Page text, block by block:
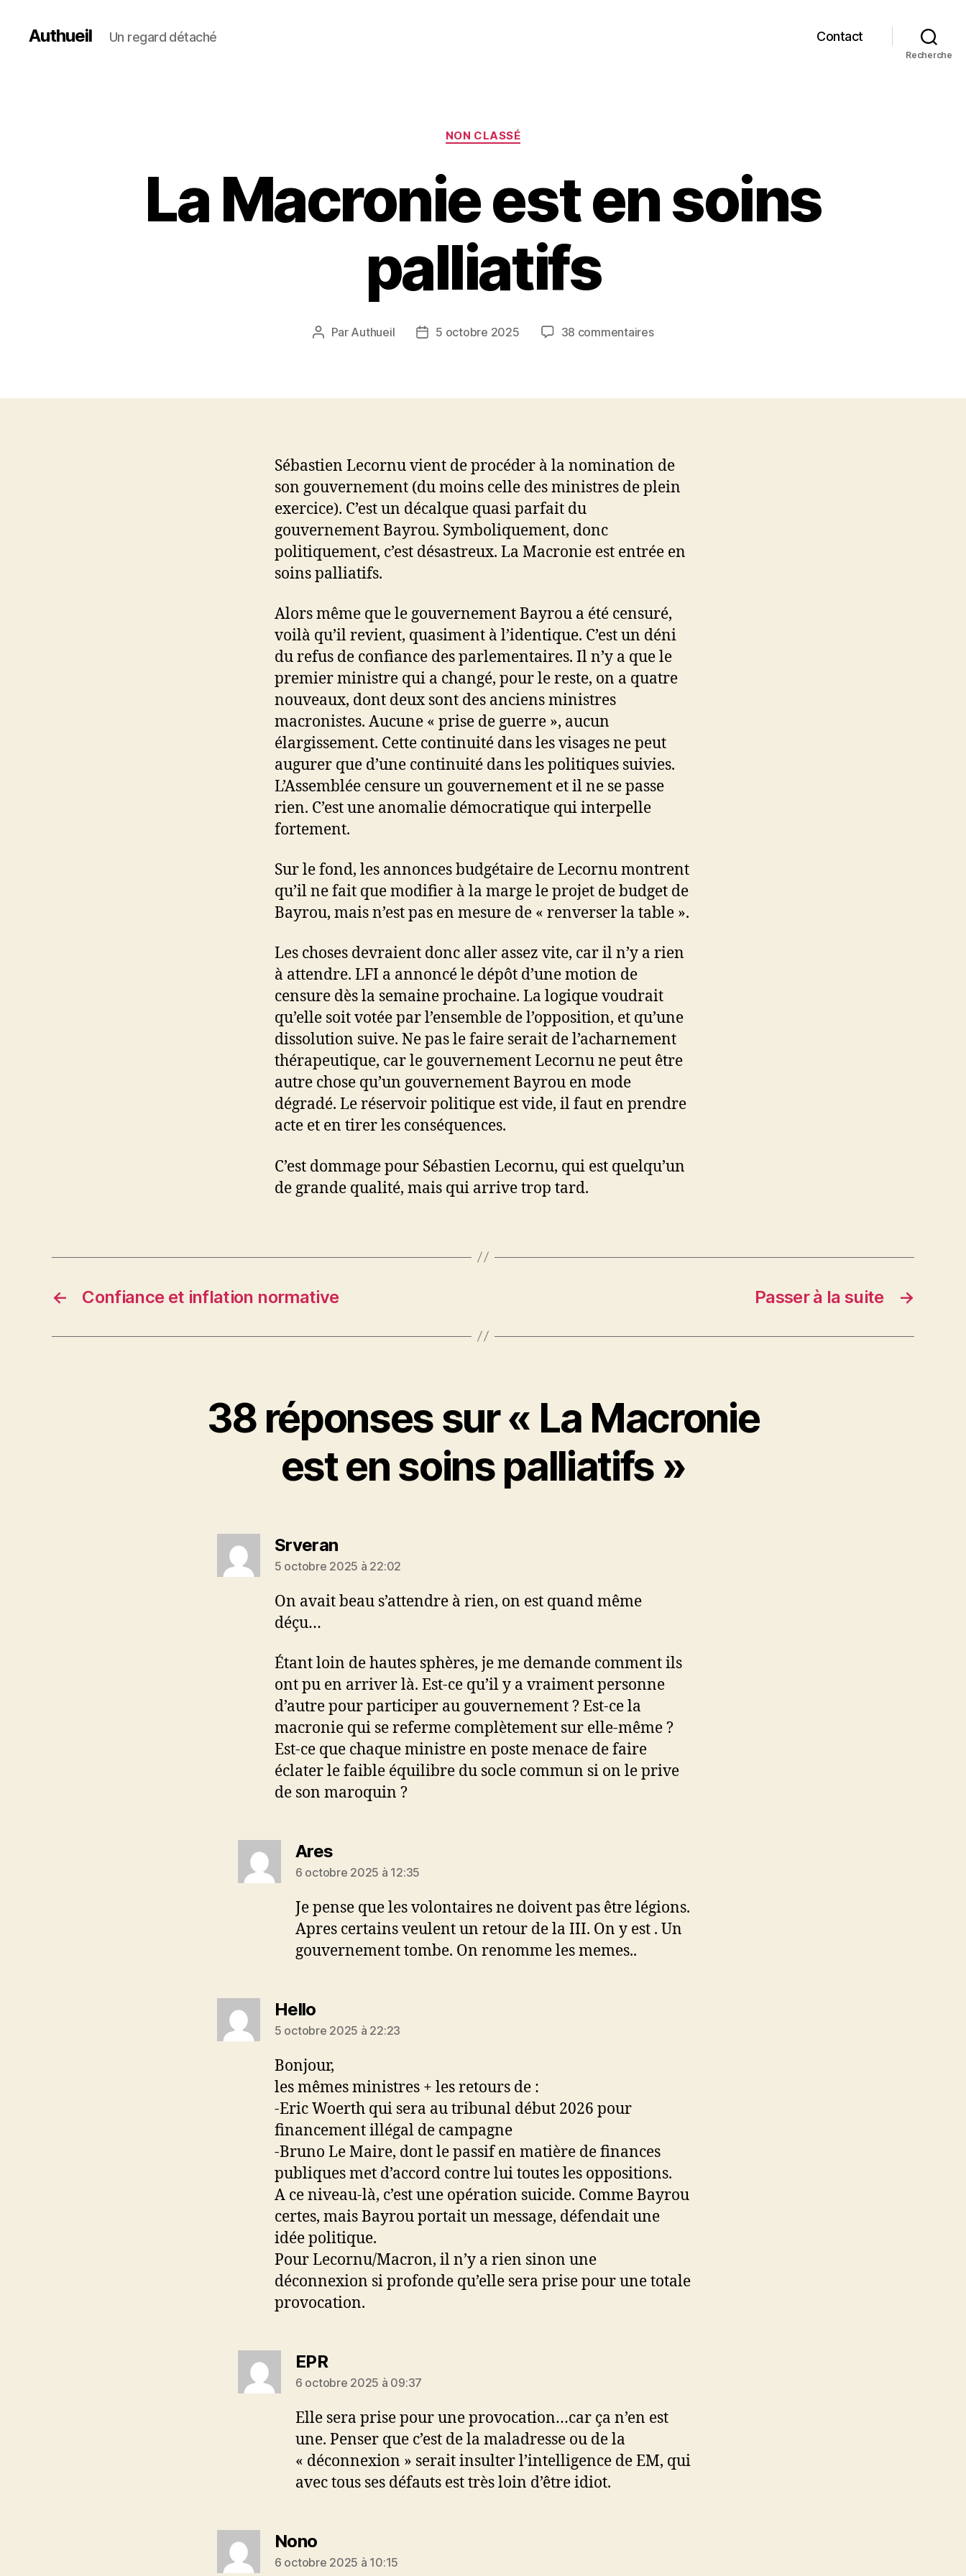
Authueil Un regard détaché Contact
Recherche
Catégories
NON CLASSÉ
La Macronie est en soins
palliatifs
Auteur
Par Authueil
Date5 octobre 2025 38 commentairessur
en
Sébastien Lecornu vient de procéder à la nomination de
son gouvernement (du moins celle des ministres de plein
exercice). C’est un décalque quasi parfait du
gouvernement Bayrou. Symboliquement, donc
politiquement, c’est désastreux. La Macronie est entrée en
soins palliatifs.
Alors même que le gouvernement Bayrou a été censuré,
voilà qu’il revient, quasiment à l’identique. C’est un déni
du refus de confiance des parlementaires. Il n’y a que le
premier ministre qui a changé, pour le reste, on a quatre
nouveaux, dont deux sont des anciens ministres
macronistes. Aucune « prise de guerre », aucun
élargissement. Cette continuité dans les visages ne peut
augurer que d’une continuité dans les politiques suivies.
L’Assemblée censure un gouvernement et il ne se passe
rien. C’est une anomalie démocratique qui interpelle
fortement.
Sur le fond, les annonces budgétaire de Lecornu montrent
qu’il ne fait que modifier à la marge le projet de budget de
Bayrou, mais n’est pas en mesure de « renverser la table ».
Les choses devraient donc aller assez vite, car il n’y a rien
à attendre. LFI a annoncé le dépôt d’une motion de
censure dès la semaine prochaine. La logique voudrait
qu’elle soit votée par l’ensemble de l’opposition, et qu’une
dissolution suive. Ne pas le faire serait de l’acharnement
thérapeutique, car le gouvernement Lecornu ne peut être
autre chose qu’un gouvernement Bayrou en mode
dégradé. Le réservoir politique est vide, il faut en prendre
acte et en tirer les conséquences.
C’est dommage pour Sébastien Lecornu, qui est quelqu’un
de grande qualité, mais qui arrive trop tard.
← Confiance et inflation normative →
Passer à la suite
38 réponses sur « La Macronie
est en soins palliatifs »
Srverandit :
5 octobre 2025 à 22:02
On avait beau s’attendre à rien, on est quand même
déçu…
Étant loin de hautes sphères, je me demande comment ils
ont pu en arriver là. Est-ce qu’il y a vraiment personne
d’autre pour participer au gouvernement ? Est-ce la
macronie qui se referme complètement sur elle-même ?
Est-ce que chaque ministre en poste menace de faire
éclater le faible équilibre du socle commun si on le prive
de son maroquin ?
Aresdit :
6 octobre 2025 à 12:35
Je pense que les volontaires ne doivent pas être légions.
Apres certains veulent un retour de la III. On y est . Un
gouvernement tombe. On renomme les memes..
Hellodit :
5 octobre 2025 à 22:23
Bonjour,
les mêmes ministres + les retours de :
-Eric Woerth qui sera au tribunal début 2026 pour
financement illégal de campagne
-Bruno Le Maire, dont le passif en matière de finances
publiques met d’accord contre lui toutes les oppositions.
A ce niveau-là, c’est une opération suicide. Comme Bayrou
certes, mais Bayrou portait un message, défendait une
idée politique.
Pour Lecornu/Macron, il n’y a rien sinon une
déconnexion si profonde qu’elle sera prise pour une totale
provocation.
EPRdit :
6 octobre 2025 à 09:37
Elle sera prise pour une provocation…car ça n’en est
une. Penser que c’est de la maladresse ou de la
« déconnexion » serait insulter l’intelligence de EM, qui
avec tous ses défauts est très loin d’être idiot.
Nonodit :
6 octobre 2025 à 10:15